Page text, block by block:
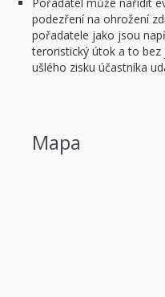
podezření na ohrožení
pořadatele jako jsou
teroristický útok a to bez
ušlého zisku účastníka
Mapa